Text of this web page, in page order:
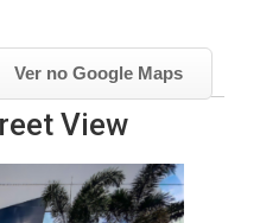
Ver no Google Maps
View